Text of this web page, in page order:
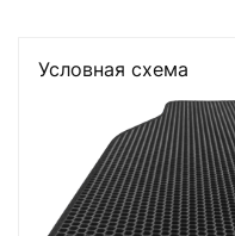
Условная схема